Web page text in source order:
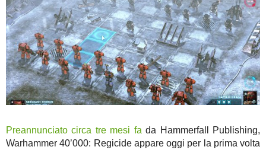
Preannunciato circa tre mesi fa da Hammerfall Publishing,
Warhammer 40’000: Regicide appare oggi per la prima volta